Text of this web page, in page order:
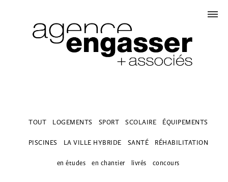
TOUT LOGEMENTS SPORT SCOLAIRE ÉQUIPEMENTS
PISCINES LA VILLE HYBRIDE SANTÉ RÉHABILITATION
en études en chantier livrés concours